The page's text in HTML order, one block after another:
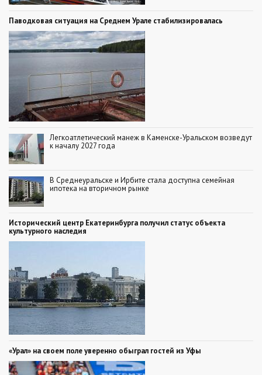
Паводковая ситуация на Среднем Урале стабилизировалась
Легкоатлетический манеж в Каменске-Уральском возведут
к началу 2027 года
В Среднеуральске и Ирбите стала доступна семейная
ипотека на вторичном рынке
Исторический центр Екатеринбурга получил статус объекта
культурного наследия
«Урал» на своем поле уверенно обыграл гостей из Уфы